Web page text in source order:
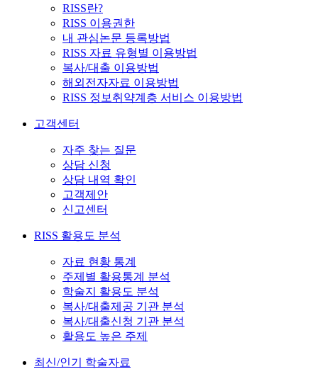
RISS란?
RISS 이용권한
내 관심논문 등록방법
RISS 자료 유형별 이용방법
복사/대출 이용방법
해외전자자료 이용방법
RISS 정보취약계층 서비스 이용방법
고객센터
자주 찾는 질문
상담 신청
상담 내역 확인
고객제안
신고센터
RISS 활용도 분석
자료 현황 통계
주제별 활용통계 분석
학술지 활용도 분석
복사/대출제공 기관 분석
복사/대출신청 기관 분석
활용도 높은 주제
최신/인기 학술자료